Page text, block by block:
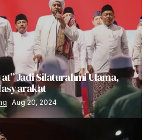
Jadi Silaturahmi Ulama,
Aug 20, 2024